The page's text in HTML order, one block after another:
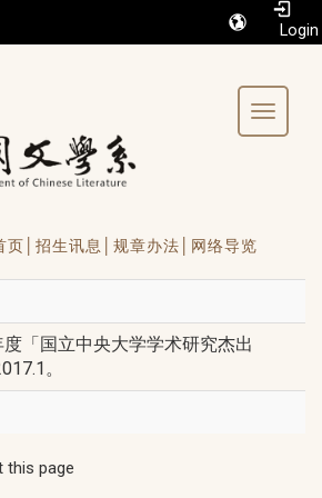
Toggle
│ 招生讯息│ 规章办法│ 网络导览
「国立中央大学学术研究杰出
。
this page